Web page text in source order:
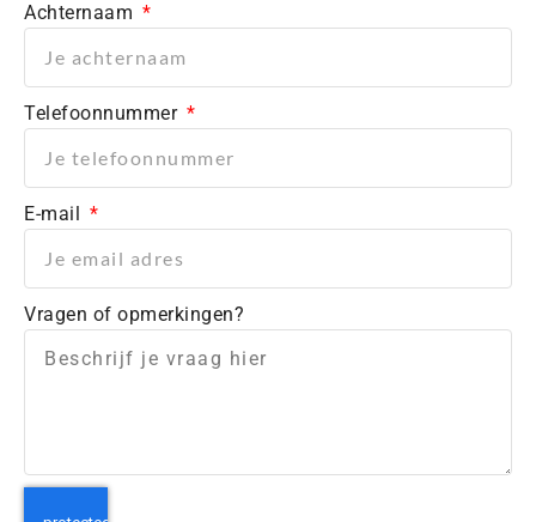
Achternaam
Telefoonnummer
E-mail
Vragen of opmerkingen?